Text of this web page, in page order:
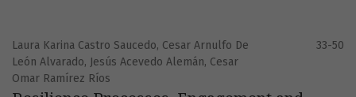
Laura Karina Castro Saucedo, Cesar Arnulfo De
León Alvarado, Jesús Acevedo Alemán, Cesar
Omar Ramírez Ríos
33-50